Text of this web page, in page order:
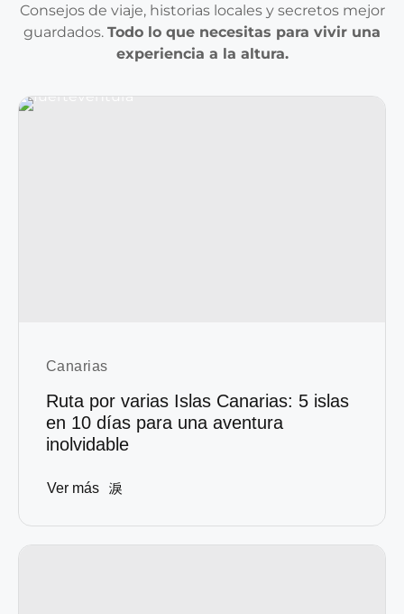
Consejos de viaje, historias locales y secretos mejor
guardados. Todo lo que necesitas para vivir una
experiencia a la altura.
Canarias
Ruta por varias Islas Canarias: 5 islas
en 10 días para una aventura
inolvidable
Ver más